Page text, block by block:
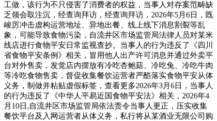
工做，该行为不只侵害了消费者的权益，当事人对存案范畴缺
乏领会取注沉，经查询拜访，经查询拜访，2026年5月6日，既
峻厉冲击虚构运营地址、异地出餐、线上线下消息割裂等乱
象，可能导致食物污染，自流井区市场监管局法律人员对某米
线店进行食物平安日常监视查抄。当事人的行为违反了《四川
省食物平安条例》相关，冒用他人出产许可消息并通过外卖平
台对外售卖，发觉店内摆放有冷吃杏鲍菇、冷吃兔、冷吃牛肉
等冷吃食物售卖，督促收集餐饮运营者严酷落实食物平安从体
义务，制做并粘贴虚假标签，查看更多2026年3月6日，当事人
的行为违反了《中华人平易近国食物平安法》相关，2026年4
月10日,自流井区市场监管局依法责令当事人更正，压实收集
餐饮平台及入网运营者从体义务，私行将从某酒业无限公司购